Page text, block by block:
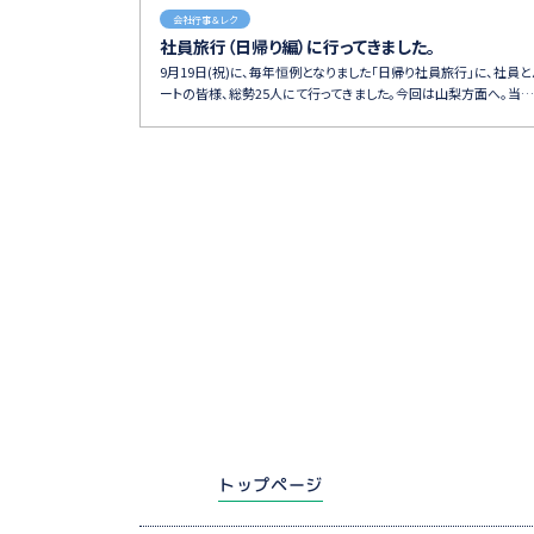
会社行事＆レク
社員旅行（日帰り編）に行ってきました。
9月19日(祝)に、毎年恒例となりました「日帰り社員旅行」に、社員
ートの皆様、総勢25人にて行ってきました。今回は山梨方面へ。当…
トップページ